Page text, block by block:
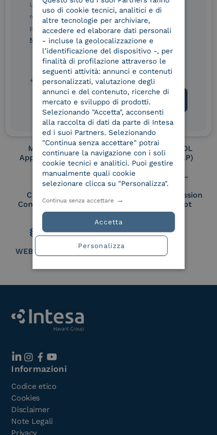
Conservatore
qualificato
UNI EN ISO 37001
UNI EN ISO 9001 UNI EN ISO 27001
UNI EN ISO 27017 UNI EN ISO 27018
Membro Adobe
Approved Trust List
Certified PEPPOL
Access Point (AP)
Cloud Signature
Consortium Member
European Commission
Large Scale Pilot
Member
WEBUILD Consortium
Ulteriori informazioni sulle procedure sono disponibili
nelle Norme di tutela della privacy INTESA. Inoltrando il
presente modulo, dichiaro di aver letto e compreso le
Norme di tutela della privacy INTESA.
* campo obbligatorio
Informazioni
Codice etico
Cookies
Disclaimer
Note Legali
Privacy
uso di cookie tecnici, analitici e di
altre tecnologie per archiviare,
accedere ed elaborare dati personali
- incluse la geolocalizzazione e
l’identificazione del dispositivo -, per
finalità di profilazione attraverso le
seguenti attività: annunci e contenuti
personalizzati, valutazione degli
annunci e del contenuto, ricerche di
mercato e sviluppo di prodotti.
Selezionando "Accetta", acconsenti
alla raccolta di dati da parte di Intesa
ed i suoi Partners. Selezionando
"Continua senza accettare" potrai
continuare la navigazione con i soli
cookie tecnici e analitici. Puoi gestire
manualmente quali cookie
selezionare clicca su "Personalizza".
Accetta
Continua senza accettare
Personalizza